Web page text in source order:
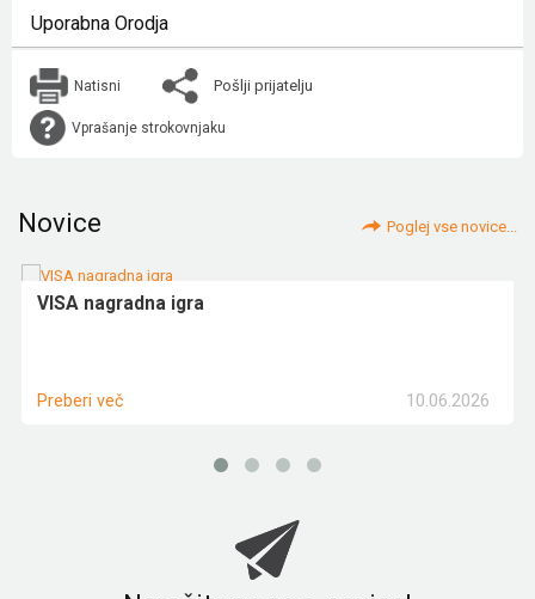
Uporabna Orodja
Natisni Pošlji prijatelju
Vprašanje strokovnjaku
Novice Poglej vse novice...
VISA nagradna igra
10.06.2026
Preberi več